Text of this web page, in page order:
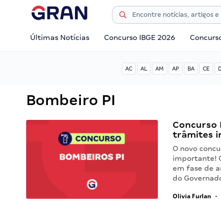
Últimas Notícias Concurso IBGE 2026
AC AL AM AP BA CE
Bombeiro PI
Concurso
trâmites
O novo
importante!
em fase de
do
Olivia Furlan •